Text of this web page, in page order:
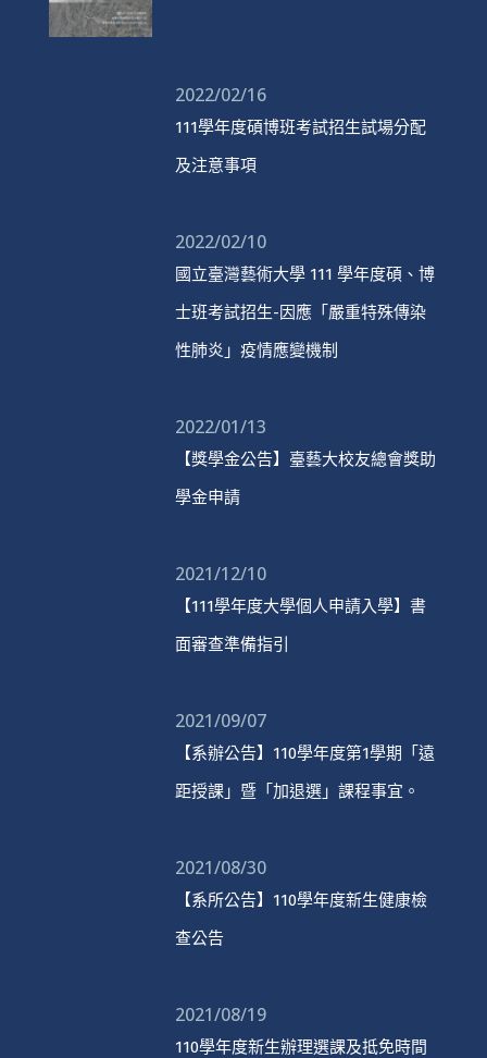
2022/02/16
111學年度碩博班考試招生試場分配
及注意事項
2022/02/10
國立臺灣藝術大學 111 學年度碩、博
士班考試招生-因應「嚴重特殊傳染
性肺炎」疫情應變機制
2022/01/13
【獎學金公告】臺藝大校友總會獎助
學金申請
2021/12/10
【111學年度大學個人申請入學】書
面審查準備指引
2021/09/07
【系辦公告】110學年度第1學期「遠
距授課」暨「加退選」課程事宜。
2021/08/30
【系所公告】110學年度新生健康檢
查公告
2021/08/19
110學年度新生辦理選課及抵免時間